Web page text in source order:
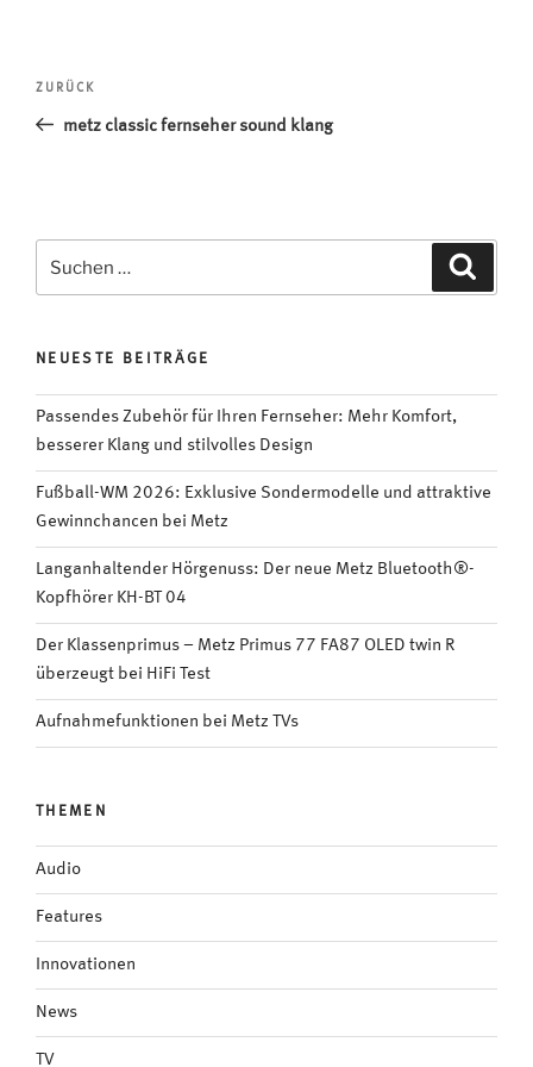
Beitragsnavigation
Vorheriger
Beitrag
ZURÜCK
metz classic fernseher sound klang
nach:
NEUESTE BEITRÄGE
Passendes Zubehör für Ihren Fernseher: Mehr Komfort,
besserer Klang und stilvolles Design
Fußball-WM 2026: Exklusive Sondermodelle und attraktive
Gewinnchancen bei Metz
Langanhaltender Hörgenuss: Der neue Metz Bluetooth®-
Kopfhörer KH-BT 04
Der Klassenprimus – Metz Primus 77 FA87 OLED twin R
überzeugt bei HiFi Test
Aufnahmefunktionen bei Metz TVs
THEMEN
Audio
Features
Innovationen
News
TV